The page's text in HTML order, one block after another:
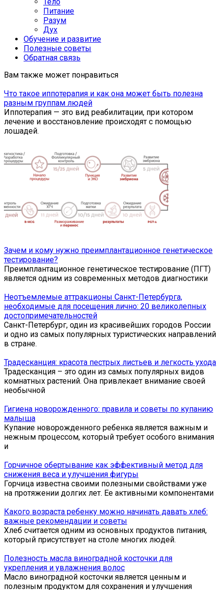
Питание
Разум
Дух
Обучение и развитие
Полезные советы
Обратная связь
Вам также может понравиться
Что такое иппотерапия и как она может быть полезна
разным группам людей
Иппотерапия — это вид реабилитации, при котором
лечение и восстановление происходят с помощью
лошадей.
Зачем и кому нужно преимплантационное генетическое
тестирование?
Преимплантационное генетическое тестирование (ПГТ)
является одним из современных методов диагностики
Неотъемлемые аттракционы Санкт-Петербурга,
необходимые для посещения лично: 20 великолепных
достопримечательностей
Санкт-Петербург, один из красивейших городов России
и одно из самых популярных туристических направлений
в стране.
Традесканция: красота пестрых листьев и легкость ухода
Традесканция – это один из самых популярных видов
комнатных растений. Она привлекает внимание своей
необычной
Гигиена новорожденного: правила и советы по купанию
малыша
Купание новорожденного ребенка является важным и
нежным процессом, который требует особого внимания
и
Горчичное обертывание как эффективный метод для
снижения веса и улучшения фигуры
Горчица известна своими полезными свойствами уже
на протяжении долгих лет. Ее активными компонентами
Какого возраста ребенку можно начинать давать хлеб:
важные рекомендации и советы
Хлеб считается одним из основных продуктов питания,
который присутствует на столе многих людей.
Полезность масла виноградной косточки для
укрепления и увлажнения волос
Масло виноградной косточки является ценным и
полезным продуктом для сохранения и улучшения